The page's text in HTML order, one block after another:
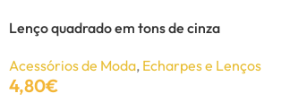
Bijutaria,Brincos
Ver Opções
Lenço quadrado em tons de cinza
Acessórios de Moda, Echarpes e Lenços
4,80€